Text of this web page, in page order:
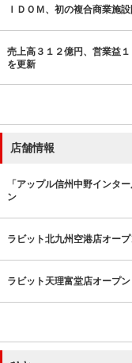
ＩＤＯＭ、初の複合商業施
売上高３１２億円、営業益
を更新
店舗情報
「アップル信州中野インタ
ン
ラビット北九州空港店オー
ラビット天理富堂店オープン